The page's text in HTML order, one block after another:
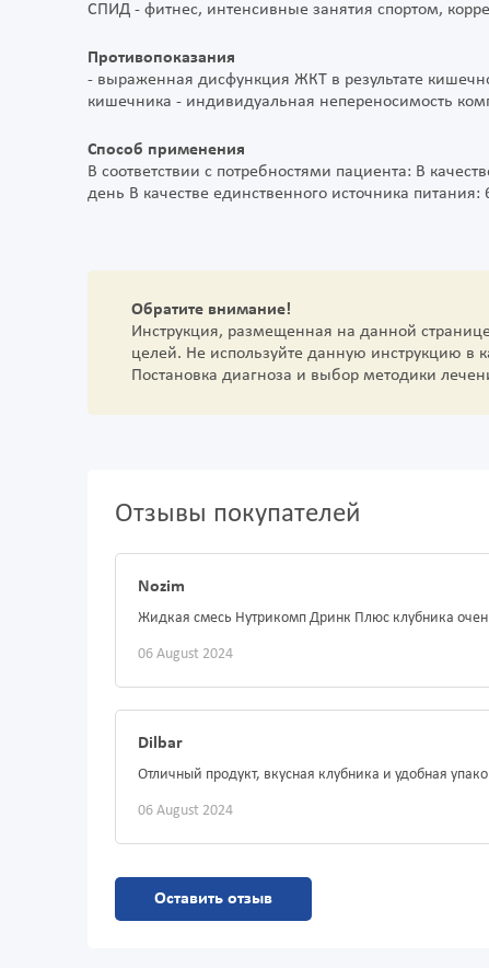
СПИД - фитнес, интенсивные занятия спортом,
Противопоказания
- выраженная дисфункция ЖКТ в результате
кишечника - индивидуальная непереносимость
Способ применения
В соответствии с потребностями пациента: В
день В качестве единственного источника питания:
Обратите внимание!
Инструкция, размещенная на данной
целей. Не используйте данную инструкцию в
Постановка диагноза и выбор методики
Отзывы покупателей
Nozim
Жидкая смесь Нутрикомп Дринк Плюс клубника
06 August 2024
Dilbar
Отличный продукт, вкусная клубника и удобная
06 August 2024
Оставить отзыв